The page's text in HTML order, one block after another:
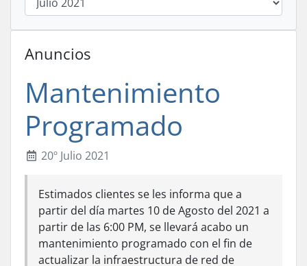
Anuncios
Mantenimiento
Programado
20º Julio 2021
Estimados clientes se les informa que a
partir del día martes 10 de Agosto del 2021 a
partir de las 6:00 PM, se llevará acabo un
mantenimiento programado con el fin de
actualizar la infraestructura de red de